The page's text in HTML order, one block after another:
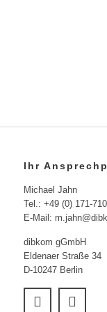
Ihr
Michael Jahn
Tel.: +49 (0) 171-
E-Mail:
dibkom gGmbH
Eldenaer Straße 34
D-10247 Berlin